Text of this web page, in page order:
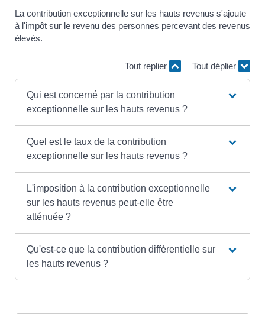
La contribution exceptionnelle sur les hauts revenus s'ajoute
à l'impôt sur le revenu des personnes percevant des revenus
élevés.
Tout replier Tout déplier
Qui est concerné par la contribution
exceptionnelle sur les hauts revenus ?
Quel est le taux de la contribution
exceptionnelle sur les hauts revenus ?
L'imposition à la contribution exceptionnelle
sur les hauts revenus peut-elle être
atténuée ?
Qu'est-ce que la contribution différentielle sur
les hauts revenus ?